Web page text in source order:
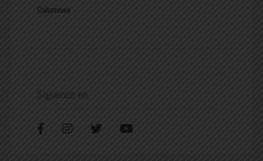
Columnas
Síguenos en: